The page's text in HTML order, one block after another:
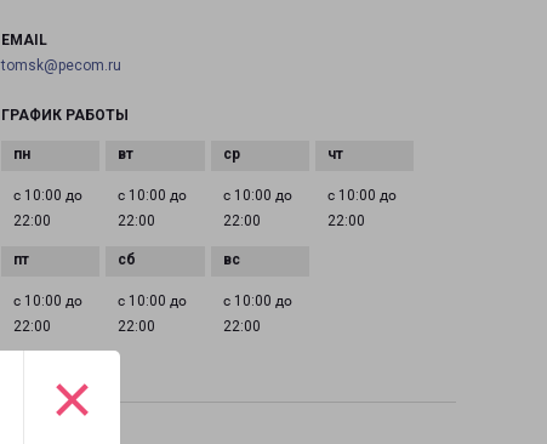
×
EMAIL
tomsk@pecom.ru
ГРАФИК РАБОТЫ
с 10:00 до
22:00
с 10:00 до
22:00
с 10:00 до
22:00
с 10:00 до
22:00
с 10:00 до
22:00
с 10:00 до
22:00
с 10:00 до
22:00